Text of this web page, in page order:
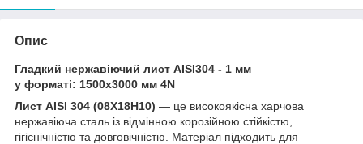
Опис
Гладкий нержавіючий лист AISI304 - 1 мм
у форматі: 1500х3000 мм 4N
Лист AISI 304 (08Х18Н10) — це високоякісна харчова
нержавіюча сталь із відмінною корозійною стійкістю,
гігієнічністю та довговічністю. Матеріал підходить для